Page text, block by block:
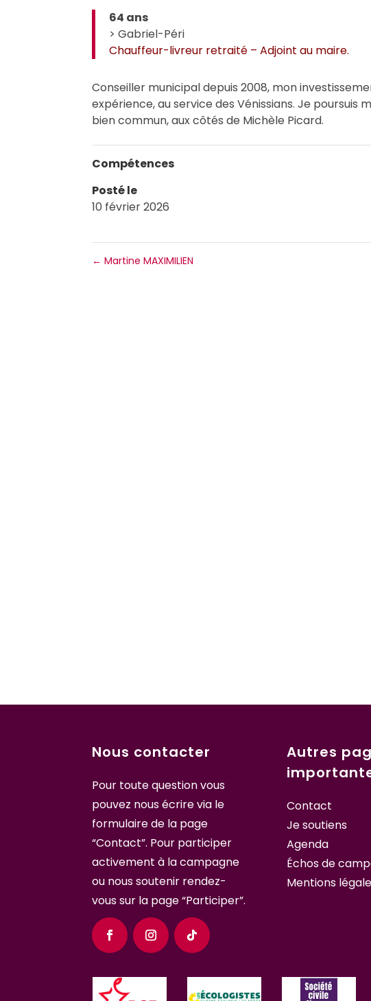
64 ans
> Gabriel-Péri
Chauffeur-livreur retraité – Adjoint au maire.
Conseiller municipal depuis 2008, mon
expérience, au service des Vénissians. Je poursuis
bien commun, aux côtés de Michèle Picard.
Compétences
Posté le
10 février 2026
← Martine MAXIMILIEN
Nous contacter
Pour toute question vous
pouvez nous écrirevia le
formulaire de la page
“Contact”. Pour participer
activement à la campagne
ou nous soutenir rendez-
vous sur la page “Participer”.
Autres
Contact
Je soutiens
Agenda
Échos de
Mentions